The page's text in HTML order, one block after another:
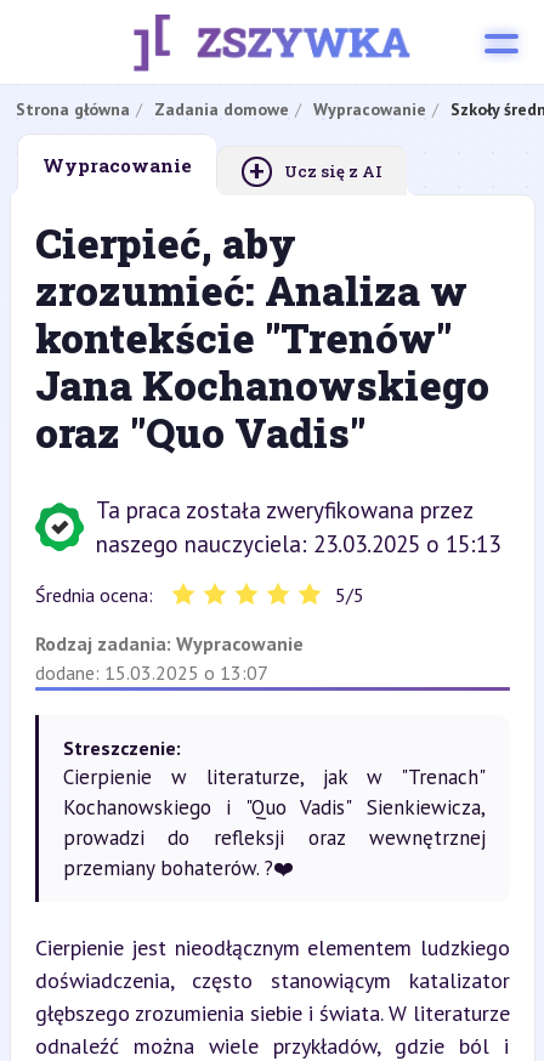
Strona główna Zadania domowe Wypracowanie Szkoły
Wypracowanie + Ucz się z AI
Cierpieć, aby
zrozumieć: Analiza w
kontekście "Trenów"
Jana Kochanowskiego
oraz "Quo Vadis"
Ta praca została zweryfikowana przez
naszego nauczyciela: 23.03.2025 o 15:13
Średnia ocena: 5/5
Rodzaj zadania: Wypracowanie
dodane: 15.03.2025 o 13:07
Streszczenie:
Cierpienie w literaturze, jak w "Trenach"
Kochanowskiego i "Quo Vadis" Sienkiewicza,
prowadzi do refleksji oraz wewnętrznej
przemiany bohaterów. ?❤️
Cierpienie jest nieodłącznym elementem ludzkiego
doświadczenia, często stanowiącym katalizator
głębszego zrozumienia siebie i świata. W literaturze
odnaleźć można wiele przykładów, gdzie ból i